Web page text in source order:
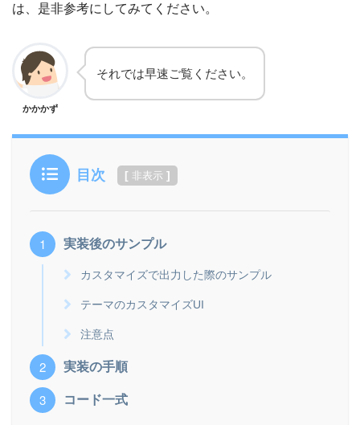
は、是非参考にしてみてください。
かかかず
それでは早速ご覧ください。
目次 [ 非表示 ]
実装後のサンプル
カスタマイズで出力した際のサンプル
テーマのカスタマイズUI
注意点
実装の手順
コード一式